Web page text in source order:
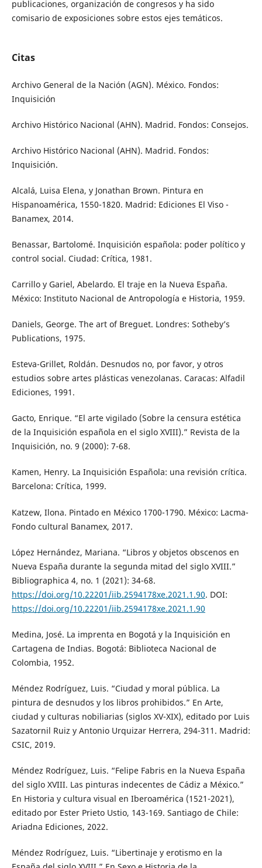
publicaciones, organización de congresos y ha sido
comisario de exposiciones sobre estos ejes temáticos.
Citas
Archivo General de la Nación (AGN). México. Fondos:
Inquisición
Archivo Histórico Nacional (AHN). Madrid. Fondos: Consejos.
Archivo Histórico Nacional (AHN). Madrid. Fondos:
Inquisición.
Alcalá, Luisa Elena, y Jonathan Brown. Pintura en
Hispanoamérica, 1550-1820. Madrid: Ediciones El Viso -
Banamex, 2014.
Benassar, Bartolomé. Inquisición española: poder político y
control social. Ciudad: Crítica, 1981.
Carrillo y Gariel, Abelardo. El traje en la Nueva España.
México: Instituto Nacional de Antropología e Historia, 1959.
Daniels, George. The art of Breguet. Londres: Sotheby’s
Publications, 1975.
Esteva-Grillet, Roldán. Desnudos no, por favor, y otros
estudios sobre artes plásticas venezolanas. Caracas: Alfadil
Ediciones, 1991.
Gacto, Enrique. “El arte vigilado (Sobre la censura estética
de la Inquisición española en el siglo XVIII).” Revista de la
Inquisición, no. 9 (2000): 7-68.
Kamen, Henry. La Inquisición Española: una revisión crítica.
Barcelona: Crítica, 1999.
Katzew, Ilona. Pintado en México 1700-1790. México: Lacma-
Fondo cultural Banamex, 2017.
López Hernández, Mariana. “Libros y objetos obscenos en
Nueva España durante la segunda mitad del siglo XVIII.”
Bibliographica 4, no. 1 (2021): 34-68.
https://doi.org/10.22201/iib.2594178xe.2021.1.90. DOI:
https://doi.org/10.22201/iib.2594178xe.2021.1.90
Medina, José. La imprenta en Bogotá y la Inquisición en
Cartagena de Indias. Bogotá: Biblioteca Nacional de
Colombia, 1952.
Méndez Rodríguez, Luis. “Ciudad y moral pública. La
pintura de desnudos y los libros prohibidos.” En Arte,
ciudad y culturas nobiliarias (siglos XV-XIX), editado por Luis
Sazatornil Ruiz y Antonio Urquizar Herrera, 294-311. Madrid:
CSIC, 2019.
Méndez Rodríguez, Luis. “Felipe Fabris en la Nueva España
del siglo XVIII. Las pinturas indecentes de Cádiz a México.”
En Historia y cultura visual en Iberoamérica (1521-2021),
editado por Ester Prieto Ustio, 143-169. Santiago de Chile:
Ariadna Ediciones, 2022.
Méndez Rodríguez, Luis. “Libertinaje y erotismo en la